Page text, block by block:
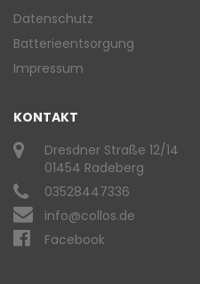
Datenschutz
Batterieentsorgung
Impressum
KONTAKT
Dresdner Straße 12/14
01454 Radeberg
03528447336
info@collos.de
Facebook